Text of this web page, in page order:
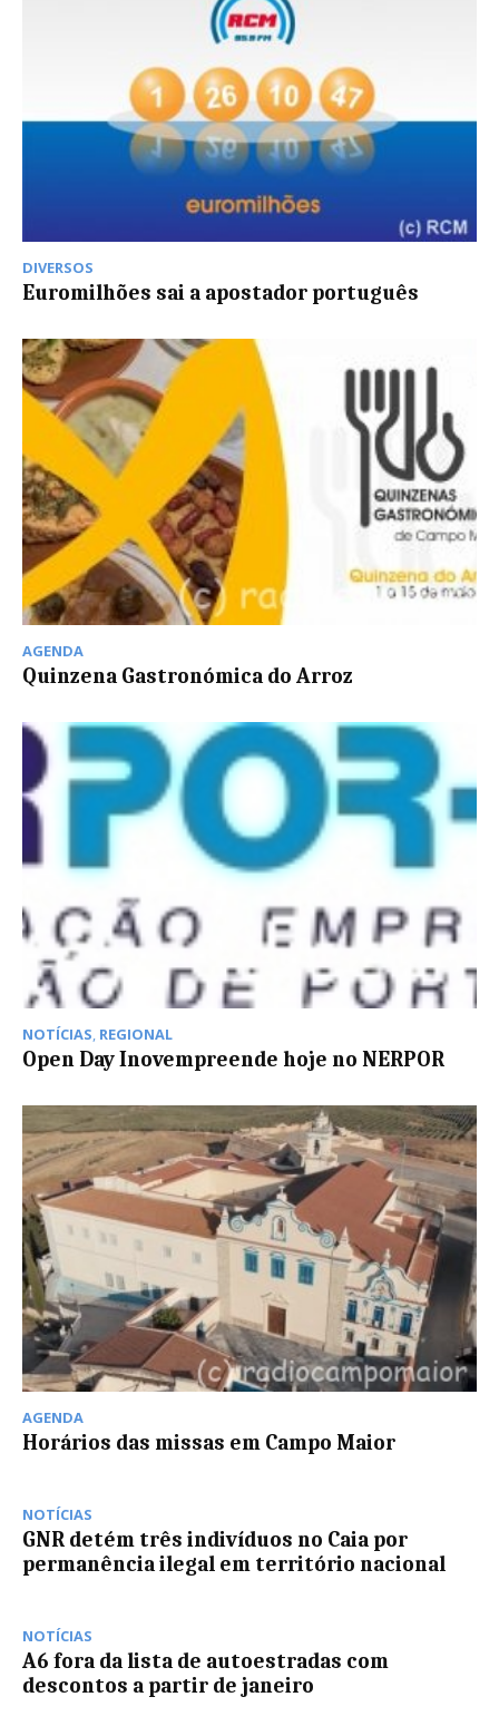
DIVERSOS
Euromilhões sai a apostador português
AGENDA
Quinzena Gastronómica do Arroz
NOTÍCIAS, REGIONAL
Open Day Inovempreende hoje no NERPOR
AGENDA
Horários das missas em Campo Maior
NOTÍCIAS
GNR detém três indivíduos no Caia por
permanência ilegal em território nacional
NOTÍCIAS
A6 fora da lista de autoestradas com
descontos a partir de janeiro